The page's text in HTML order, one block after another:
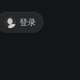
登录